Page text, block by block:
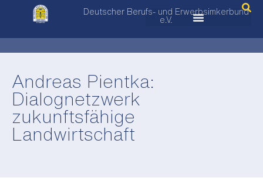
Deutscher Berufs- und Erwerbsimkerbund
e.V.
Andreas Pientka:
Dialognetzwerk
zukunftsfähige
Landwirtschaft